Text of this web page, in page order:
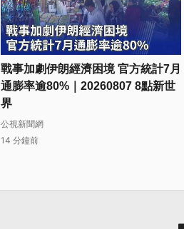
戰事加劇伊朗經濟困境 官方統計7月
通膨率逾80%｜20260807 8點新世
界
公視新聞網
14 分鐘前